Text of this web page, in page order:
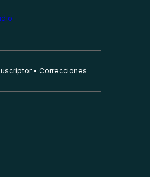
Correcciones